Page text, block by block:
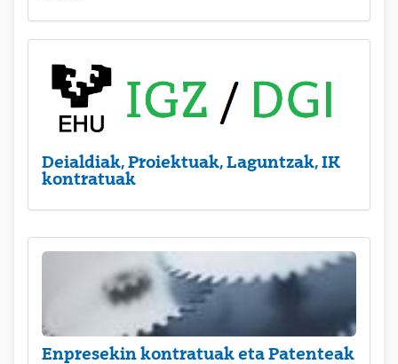
Deialdiak, Proiektuak, Laguntzak, IK
kontratuak
Enpresekin kontratuak eta Patenteak